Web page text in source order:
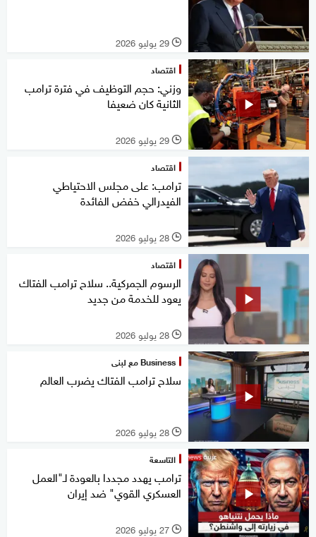
l 29 يوليو 2026
اقتصاد
وزني: حجم التوظيف في فترة ترامب
الثانية كان ضعيفا
l 29 يوليو 2026
اقتصاد
ترامب: على مجلس الاحتياطي
الفيدرالي خفض الفائدة
l 28 يوليو 2026
اقتصاد
الرسوم الجمركية.. سلاح ترامب الفتاك
يعود للخدمة من جديد
l 28 يوليو 2026
Business مع لبنى
سلاح ترامب الفتاك يضرب العالم
l 28 يوليو 2026
التاسعة
ترامب يهدد مجددا بالعودة لـ"العمل
العسكري القوي" ضد إيران
l 27 يوليو 2026